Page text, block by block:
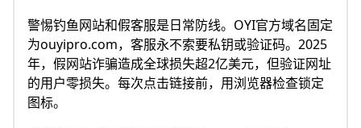
警惕钓鱼网站和假客服是日常防线。OYI官方域名固定
为ouyipro.com，客服永不索要私钥或验证码。2025
年，假网站诈骗造成全球损失超2亿美元，但验证网址
的用户零损失。每次点击链接前，用浏览器检查锁定
图标。​